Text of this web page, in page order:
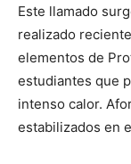
Este llamado
realizado
elementos de
estudiantes que
intenso calor.
estabilizados en